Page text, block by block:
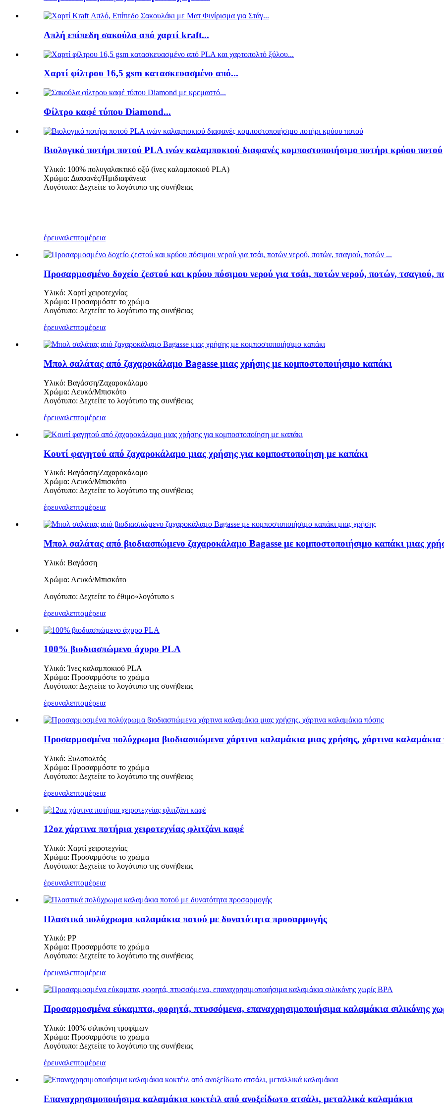
Απλή επίπεδη σακούλα από χαρτί kraft...
Χαρτί φίλτρου 16,5 gsm κατασκευασμένο από...
Φίλτρο καφέ τύπου Diamond...
Βιολογικό ποτήρι ποτού PLA ινών καλαμποκιού διαφανές κομποστοποιήσιμο ποτήρι κρύου ποτού
Υλικό: 100% πολυγαλακτικό οξύ (ίνες καλαμποκιού PLA)
Χρώμα: Διαφανές/Ημιδιαφάνεια
Λογότυπο: Δεχτείτε το λογότυπο της συνήθειας
έρευναλεπτομέρεια
Προσαρμοσμένο δοχείο ζεστού και κρύου πόσιμου νερού για τσάι, ποτών νερού, ποτών, τσαγιού,
Υλικό: Χαρτί χειροτεχνίας
Χρώμα: Προσαρμόστε το χρώμα
Λογότυπο: Δεχτείτε το λογότυπο της συνήθειας
έρευναλεπτομέρεια
Μπολ σαλάτας από ζαχαροκάλαμο Bagasse μιας χρήσης με κομποστοποιήσιμο καπάκι
Υλικό: Βαγάσση/Ζαχαροκάλαμο
Χρώμα: Λευκό/Μπισκότο
Λογότυπο: Δεχτείτε το λογότυπο της συνήθειας
έρευναλεπτομέρεια
Κουτί φαγητού από ζαχαροκάλαμο μιας χρήσης για κομποστοποίηση με καπάκι
Υλικό: Βαγάσση/Ζαχαροκάλαμο
Χρώμα: Λευκό/Μπισκότο
Λογότυπο: Δεχτείτε το λογότυπο της συνήθειας
έρευναλεπτομέρεια
Μπολ σαλάτας από βιοδιασπώμενο ζαχαροκάλαμο Bagasse με κομποστοποιήσιμο καπάκι μιας
Υλικό: Βαγάσση
Χρώμα: Λευκό/Μπισκότο
Λογότυπο: Δεχτείτε το έθιμο«λογότυπο s
έρευναλεπτομέρεια
100% βιοδιασπώμενο άχυρο PLA
Υλικό: Ίνες καλαμποκιού PLA
Χρώμα: Προσαρμόστε το χρώμα
Λογότυπο: Δεχτείτε το λογότυπο της συνήθειας
έρευναλεπτομέρεια
Προσαρμοσμένα πολύχρωμα βιοδιασπώμενα χάρτινα καλαμάκια μιας χρήσης, χάρτινα καλαμάκια
Υλικό: Ξυλοπολτός
Χρώμα: Προσαρμόστε το χρώμα
Λογότυπο: Δεχτείτε το λογότυπο της συνήθειας
έρευναλεπτομέρεια
12oz χάρτινα ποτήρια χειροτεχνίας φλιτζάνι καφέ
Υλικό: Χαρτί χειροτεχνίας
Χρώμα: Προσαρμόστε το χρώμα
Λογότυπο: Δεχτείτε το λογότυπο της συνήθειας
έρευναλεπτομέρεια
Πλαστικά πολύχρωμα καλαμάκια ποτού με δυνατότητα προσαρμογής
Υλικό: PP
Χρώμα: Προσαρμόστε το χρώμα
Λογότυπο: Δεχτείτε το λογότυπο της συνήθειας
έρευναλεπτομέρεια
Προσαρμοσμένα εύκαμπτα, φορητά, πτυσσόμενα, επαναχρησιμοποιήσιμα καλαμάκια σιλικόνης
Υλικό: 100% σιλικόνη τροφίμων
Χρώμα: Προσαρμόστε το χρώμα
Λογότυπο: Δεχτείτε το λογότυπο της συνήθειας
έρευναλεπτομέρεια
Επαναχρησιμοποιήσιμα καλαμάκια κοκτέιλ από ανοξείδωτο ατσάλι, μεταλλικά καλαμάκια